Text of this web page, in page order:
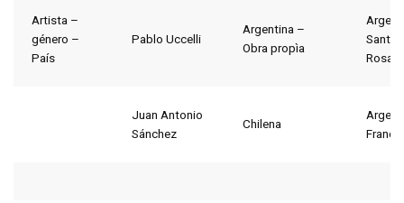
Artista –
género –
País
Pablo Uccelli
Argentina –
Obra propìa
Santa
Juan Antonio
Sánchez
Chilena
Francia